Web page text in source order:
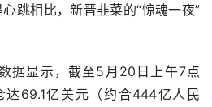
跳相比，新晋韭菜的“惊魂一夜”
据显示，截至5月20日上午7点
69.1亿美元（约合444亿人民